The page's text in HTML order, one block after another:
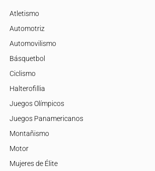
Atletismo
Automotriz
Automovilismo
Básquetbol
Ciclismo
Halterofillia
Juegos Olímpicos
Juegos Panamericanos
Montañismo
Motor
Mujeres de Élite